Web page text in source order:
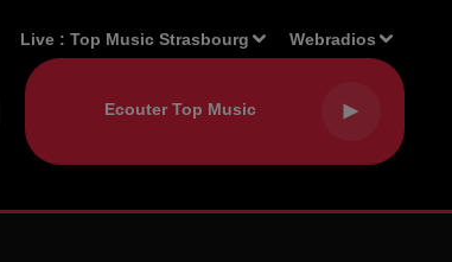
Live :Top Music Strasbourg Webradios